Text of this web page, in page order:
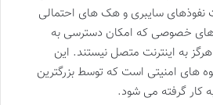
نفوذهای سایبری و هک های احتمالی
خصوصی که امکان دسترسی به
به اینترنت متصل نیستند. این
های امنیتی است که توسط بزرگترین
کار گرفته می شود.